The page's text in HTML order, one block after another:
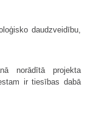
daudzveidību,
norādītā projekta
ir tiesības dabā